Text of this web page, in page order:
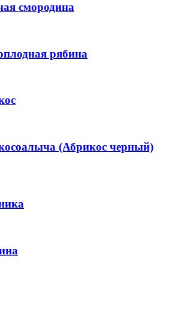
смородина
рябина
(Абрикос черный)